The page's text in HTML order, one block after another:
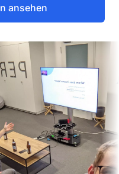
ansehen